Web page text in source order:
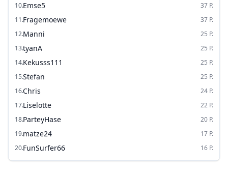
10.Emse5 37 P.
11.Fragemoewe 37 P.
12.Manni 25 P.
13.tyanA 25 P.
14.Kekusss111 25 P.
15.Stefan 25 P.
16.Chris 24 P.
17.Liselotte 22 P.
18.ParteyHase 20 P.
19.matze24 17 P.
20.FunSurfer66 16 P.